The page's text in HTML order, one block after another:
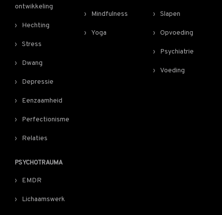
ontwikkeling
Hechting
Stress
Dwang
Depressie
Eenzaamheid
Perfectionisme
Relaties
Mindfulness
Yoga
Slapen
Opvoeding
Psychiatrie
Voeding
PSYCHOTRAUMA
EMDR
Lichaamswerk